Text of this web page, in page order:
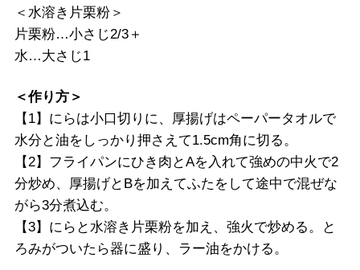
＜水溶き片栗粉＞
片栗粉…小さじ2/3＋
水…大さじ1
＜作り方＞
【1】にらは小口切りに、厚揚げはペーパータオルで
水分と油をしっかり押さえて1.5cm角に切る。
【2】フライパンにひき肉とAを入れて強めの中火で2
分炒め、厚揚げとBを加えてふたをして途中で混ぜな
がら3分煮込む。
【3】にらと水溶き片栗粉を加え、強火で炒める。と
ろみがついたら器に盛り、ラー油をかける。